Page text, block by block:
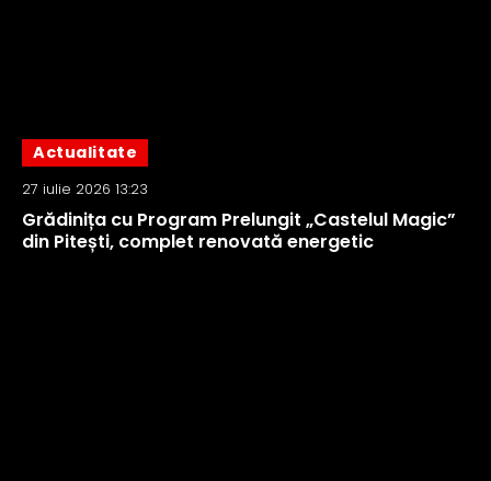
Actualitate
27 iulie 2026 13:23
Grădinița cu Program Prelungit „Castelul Magic”
din Pitești, complet renovată energetic